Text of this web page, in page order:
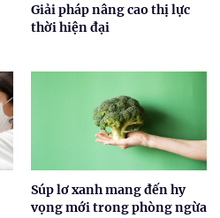
Giải pháp nâng cao thị lực
thời hiện đại
Súp lơ xanh mang đến hy
vọng mới trong phòng ngừa